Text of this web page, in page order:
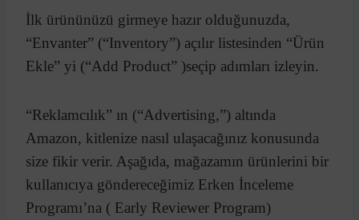
İlk ürününüzü girmeye hazır olduğunuzda,
“Envanter” (“Inventory”) açılır listesinden “Ürün
Ekle” yi (“Add Product” )seçip adımları izleyin.
“Reklamcılık” ın (“Advertising,”) altında
Amazon, kitlenize nasıl ulaşacağınız konusunda
size fikir verir. Aşağıda, mağazamın ürünlerini bir
kullanıcıya göndereceğimiz Erken İnceleme
Programı’na ( Early Reviewer Program)